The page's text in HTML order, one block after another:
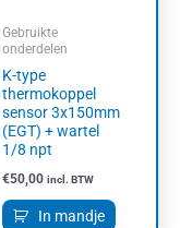
Gebruikte
onderdelen
K-type
thermokoppel
sensor 3x150mm
(EGT) + wartel
1/8 npt
€50,00 incl. BTW
In mandje